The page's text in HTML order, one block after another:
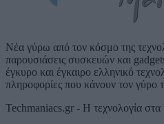
Νέα γύρω από τον κόσμο της
παρουσιάσεις συσκευών και
έγκυρο και έγκαιρο ελληνικό
πληροφορίες που κάνουν τον γύρο
Techmaniacs.gr - Η τεχνολογία στα